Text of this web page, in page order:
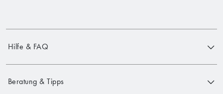
Hilfe & FAQ
Beratung & Tipps